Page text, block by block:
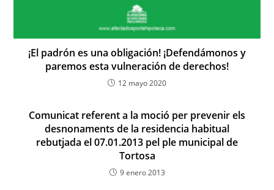
¡El padrón es una obligación! ¡Defendámonos y
paremos esta vulneración de derechos!
12 mayo 2020
Comunicat referent a la moció per prevenir els
desnonaments de la residencia habitual
rebutjada el 07.01.2013 pel ple municipal de
Tortosa
9 enero 2013